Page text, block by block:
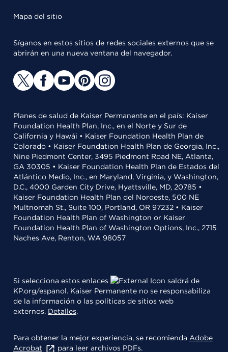
Mapa del sitio
Síganos en estos sitios de redes sociales externos que se
abrirán en una nueva ventana del navegador.
Planes de salud de Kaiser Permanente en el país: Kaiser
Foundation Health Plan, Inc., en el Norte y Sur de
California y Hawái • Kaiser Foundation Health Plan de
Colorado • Kaiser Foundation Health Plan de Georgia, Inc.,
Nine Piedmont Center, 3495 Piedmont Road NE, Atlanta,
GA 30305 • Kaiser Foundation Health Plan de Estados del
Atlántico Medio, Inc., en Maryland, Virginia, y Washington,
D.C., 4000 Garden City Drive, Hyattsville, MD, 20785 •
Kaiser Foundation Health Plan del Noroeste, 500 NE
Multnomah St., Suite 100, Portland, OR 97232 • Kaiser
Foundation Health Plan of Washington or Kaiser
Foundation Health Plan of Washington Options, Inc., 2715
Naches Ave, Renton, WA 98057
Si selecciona estos enlaces
saldrá de
KP.org/espanol. Kaiser Permanente no se responsabiliza
de la información o las políticas de sitios web
externos. Detalles.
Para obtener la mejor experiencia, se recomienda Adobe
Acrobat
para leer archivos PDFs.